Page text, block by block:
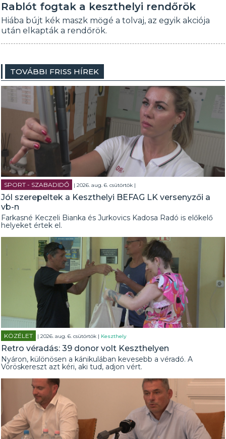
Rablót fogtak a keszthelyi rendőrök
Hiába bújt kék maszk mögé a tolvaj, az egyik akciója
után elkapták a rendőrök.
TOVÁBBI FRISS HÍREK
SPORT - SZABADIDŐ | 2026. aug. 6. csütörtök |
Jól szerepeltek a Keszthelyi BEFAG LK versenyzői a
vb-n
Farkasné Keczeli Bianka és Jurkovics Kadosa Radó is előkelő
helyeket értek el.
KÖZÉLET | 2026. aug. 6. csütörtök | Keszthely
Retro véradás: 39 donor volt Keszthelyen
Nyáron, különösen a kánikulában kevesebb a véradó. A
Vöröskereszt azt kéri, aki tud, adjon vért.